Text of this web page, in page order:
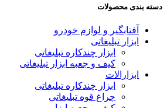
دسته بندی محصولات
آفتابگیر و لوازم خودرو
ابزار تبلیغاتی
ابزار چندکاره تبلیغاتی
کیف و جعبه ابزار تبلیغاتی
ابزارالات
ابزار چندکاره تبلیغاتی
چراغ قوه تبلیغاتی